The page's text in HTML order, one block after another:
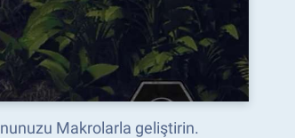
Makrolarla geliştirin.